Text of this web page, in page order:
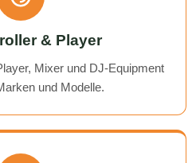
& Player
Mixer und DJ-Equipment
und Modelle.